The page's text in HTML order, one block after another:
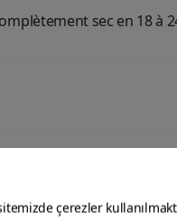
sec en 18 à